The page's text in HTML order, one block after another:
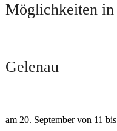
Möglichkeiten in
Gelenau
am 20. September von 11 bis